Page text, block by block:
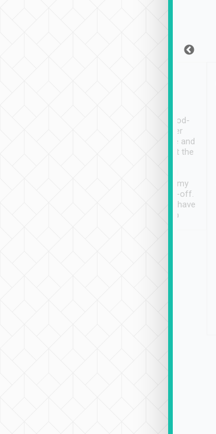
service, vehicles in good-
condition and the driver
service was awesome and
thoughtful. Driver went the
have safely arrived at my
destination after drop-off.
Definitely something I have
not seen elsewhere 👍